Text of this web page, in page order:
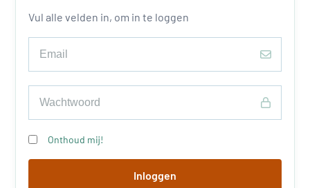
Vul alle velden in, om in te loggen
Onthoud mij!
Inloggen